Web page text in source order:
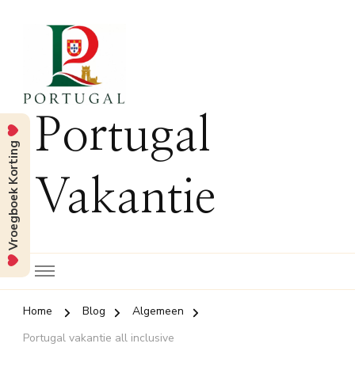
Portugal
Vakantie
Home Blog
Algemeen
Portugal vakantie all inclusive
Vroegboek Korting